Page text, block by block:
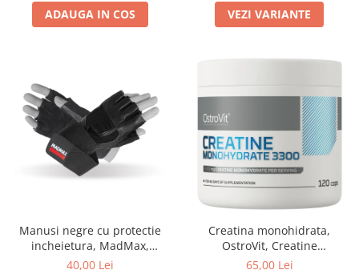
ADAUGA IN COS VEZI VARIANTE
Manusi negre cu protectie
incheietura, MadMax,
Professional workout gloves,
40,00 Lei
Creatina monohidrata,
OstroVit, Creatine
monohydrate tabs 3300, 120
65,00 Lei